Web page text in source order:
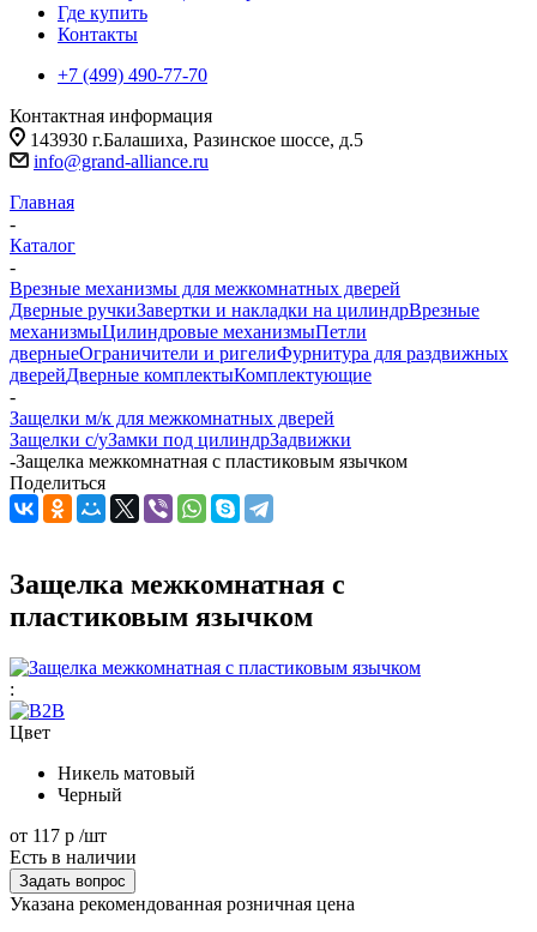
Где купить
Контакты
+7 (499) 490-77-70
Контактная информация
143930 г.Балашиха, Разинское шоссе, д.5
info@grand-alliance.ru
Главная
-
Каталог
-
Врезные механизмы для межкомнатных дверей
Дверные ручкиЗавертки и накладки на цилиндрВрезные
механизмыЦилиндровые механизмыПетли
дверныеОграничители и ригелиФурнитура для раздвижных
дверейДверные комплектыКомплектующие
-
Защелки м/к для межкомнатных дверей
Защелки с/уЗамки под цилиндрЗадвижки
-Защелка межкомнатная с пластиковым язычком
Поделиться
Защелка межкомнатная с
пластиковым язычком
:
Цвет
Никель матовый
Черный
от 117 р /шт
Есть в наличии
Задать вопрос
Указана рекомендованная розничная цена